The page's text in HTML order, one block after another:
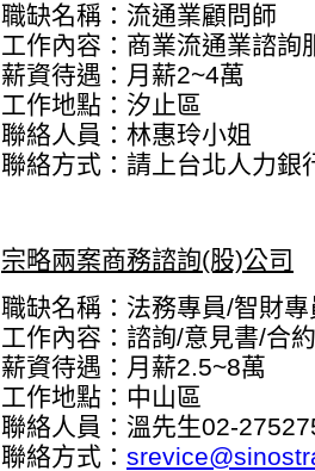
職缺名稱：流通業顧問師
工作內容：商業流通業諮詢
薪資待遇：月薪2~4萬
工作地點：汐止區
聯絡人員：林惠玲小姐
聯絡方式： 請上台北人力銀
宗略兩案商務諮詢(股)公司
職缺名稱：法務專員/智財專
工作內容：諮詢/意見書/合
薪資待遇：月薪2.5~8萬
工作地點：中山區
聯絡人員：溫先生02-
聯絡方式：